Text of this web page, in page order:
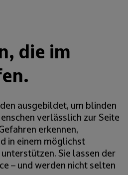
die im
ausgebildet, um blinden
verlässlich zur Seite
erkennen,
in einem möglichst
Sie lassen der
– und werden nicht selten